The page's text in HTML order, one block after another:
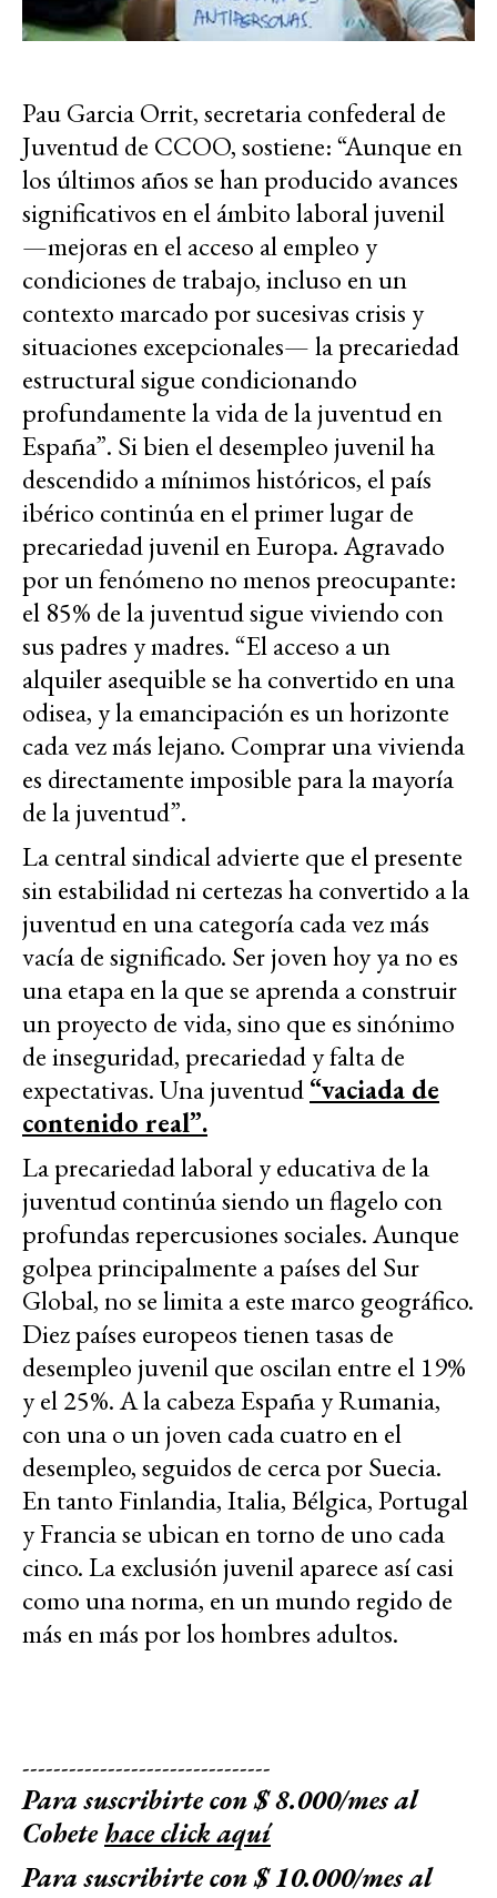
Pau Garcia Orrit, secretaria confederal de
Juventud de CCOO, sostiene: “Aunque en
los últimos años se han producido avances
significativos en el ámbito laboral juvenil
—mejoras en el acceso al empleo y
condiciones de trabajo, incluso en un
contexto marcado por sucesivas crisis y
situaciones excepcionales— la precariedad
estructural sigue condicionando
profundamente la vida de la juventud en
España”. Si bien el desempleo juvenil ha
descendido a mínimos históricos, el país
ibérico continúa en el primer lugar de
precariedad juvenil en Europa. Agravado
por un fenómeno no menos preocupante:
el 85% de la juventud sigue viviendo con
sus padres y madres. “El acceso a un
alquiler asequible se ha convertido en una
odisea, y la emancipación es un horizonte
cada vez más lejano. Comprar una vivienda
es directamente imposible para la mayoría
de la juventud”.
La central sindical advierte que el presente
sin estabilidad ni certezas ha convertido a la
juventud en una categoría cada vez más
vacía de significado. Ser joven hoy ya no es
una etapa en la que se aprenda a construir
un proyecto de vida, sino que es sinónimo
de inseguridad, precariedad y falta de
expectativas. Una juventud“vaciada de
contenido real”.
La precariedad laboral y educativa de la
juventud continúa siendo un flagelo con
profundas repercusiones sociales. Aunque
golpea principalmente a países del Sur
Global, no se limita a este marco geográfico.
Diez países europeos tienen tasas de
desempleo juvenil que oscilan entre el 19%
y el 25%. A la cabeza España y Rumania,
con una o un joven cada cuatro en el
desempleo, seguidos de cerca por Suecia.
En tanto Finlandia, Italia, Bélgica, Portugal
y Francia se ubican en torno de uno cada
cinco. La exclusión juvenil aparece así casi
como una norma, en un mundo regido de
más en más por los hombres adultos.
--------------------------------
Para suscribirte con $ 8.000/mes al
Cohetehace click aquí
Para suscribirte con $ 10.000/mes al